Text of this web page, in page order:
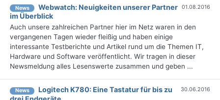
News
Webwatch: Neuigkeiten unserer Partner
im Überblick
01.08.2016
Auch unsere zahlreichen Partner hier im Netz waren in den
vergangenen Tagen wieder fleißig und haben einige
interessante Testberichte und Artikel rund um die Themen IT,
Hardware und Software veröffentlicht. Wir tragen in dieser
Newsmeldung alles Lesenswerte zusammen und geben ...
News
Logitech K780: Eine Tastatur für bis zu
30.06.2016